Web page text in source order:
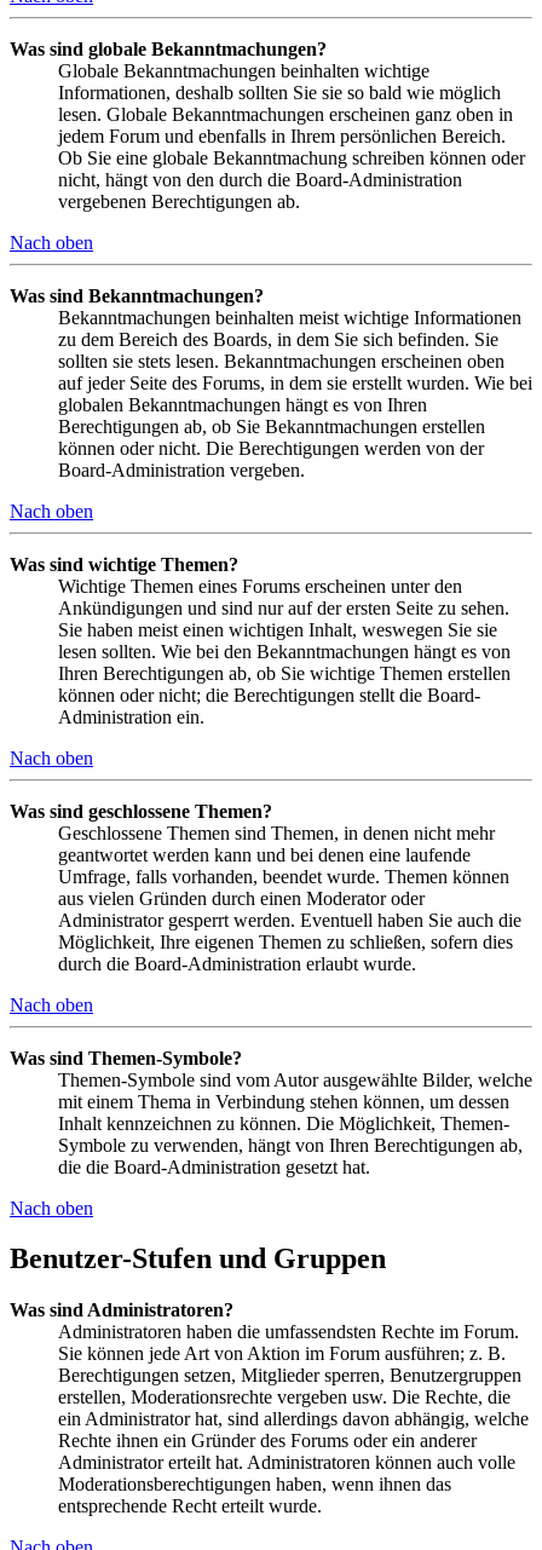
Was sind globale Bekanntmachungen?
Globale Bekanntmachungen beinhalten wichtige
Informationen, deshalb sollten Sie sie so bald wie möglich
lesen. Globale Bekanntmachungen erscheinen ganz oben in
jedem Forum und ebenfalls in Ihrem persönlichen Bereich.
Ob Sie eine globale Bekanntmachung schreiben können oder
nicht, hängt von den durch die Board-Administration
vergebenen Berechtigungen ab.
Nach oben
Was sind Bekanntmachungen?
Bekanntmachungen beinhalten meist wichtige Informationen
zu dem Bereich des Boards, in dem Sie sich befinden. Sie
sollten sie stets lesen. Bekanntmachungen erscheinen oben
auf jeder Seite des Forums, in dem sie erstellt wurden. Wie bei
globalen Bekanntmachungen hängt es von Ihren
Berechtigungen ab, ob Sie Bekanntmachungen erstellen
können oder nicht. Die Berechtigungen werden von der
Board-Administration vergeben.
Nach oben
Was sind wichtige Themen?
Wichtige Themen eines Forums erscheinen unter den
Ankündigungen und sind nur auf der ersten Seite zu sehen.
Sie haben meist einen wichtigen Inhalt, weswegen Sie sie
lesen sollten. Wie bei den Bekanntmachungen hängt es von
Ihren Berechtigungen ab, ob Sie wichtige Themen erstellen
können oder nicht; die Berechtigungen stellt die Board-
Administration ein.
Nach oben
Was sind geschlossene Themen?
Geschlossene Themen sind Themen, in denen nicht mehr
geantwortet werden kann und bei denen eine laufende
Umfrage, falls vorhanden, beendet wurde. Themen können
aus vielen Gründen durch einen Moderator oder
Administrator gesperrt werden. Eventuell haben Sie auch die
Möglichkeit, Ihre eigenen Themen zu schließen, sofern dies
durch die Board-Administration erlaubt wurde.
Nach oben
Was sind Themen-Symbole?
Themen-Symbole sind vom Autor ausgewählte Bilder, welche
mit einem Thema in Verbindung stehen können, um dessen
Inhalt kennzeichnen zu können. Die Möglichkeit, Themen-
Symbole zu verwenden, hängt von Ihren Berechtigungen ab,
die die Board-Administration gesetzt hat.
Nach oben
Benutzer-Stufen und Gruppen
Was sind Administratoren?
Administratoren haben die umfassendsten Rechte im Forum.
Sie können jede Art von Aktion im Forum ausführen; z. B.
Berechtigungen setzen, Mitglieder sperren, Benutzergruppen
erstellen, Moderationsrechte vergeben usw. Die Rechte, die
ein Administrator hat, sind allerdings davon abhängig, welche
Rechte ihnen ein Gründer des Forums oder ein anderer
Administrator erteilt hat. Administratoren können auch volle
Moderationsberechtigungen haben, wenn ihnen das
entsprechende Recht erteilt wurde.